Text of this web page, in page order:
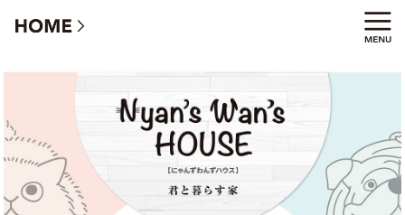
君と暮らす家【にゃんずわんずハウス】